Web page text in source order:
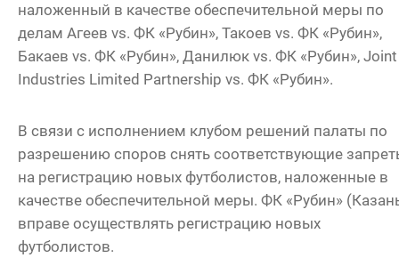
наложенный в качестве обеспечительной меры по
делам Агеев vs. ФК «Рубин», Такоев vs. ФК «Рубин»,
Бакаев vs. ФК «Рубин», Данилюк vs. ФК «Рубин», Joint
Industries Limited Partnership vs. ФК «Рубин».
В связи с исполнением клубом решений палаты по
разрешению споров снять соответствующие
на регистрацию новых футболистов, наложенные в
качестве обеспечительной меры. ФК «Рубин»
вправе осуществлять регистрацию новых
футболистов.